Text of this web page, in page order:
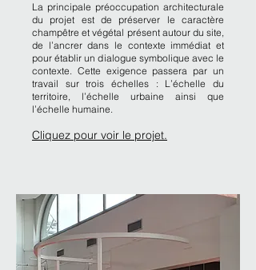
La principale préoccupation architecturale
du projet est de préserver le caractère
champêtre et végétal présent autour du site,
de l’ancrer dans le contexte immédiat et
pour établir un dialogue symbolique avec le
contexte. Cette exigence passera par un
travail sur trois échelles : L’échelle du
territoire, l’échelle urbaine ainsi que
l’échelle humaine.
Cliquez pour voir le projet.